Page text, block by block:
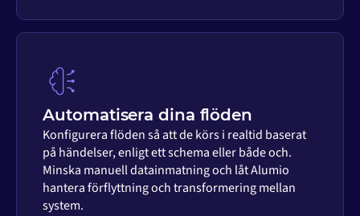
Automatisera dina flöden
Konfigurera flöden så att de körs i realtid baserat
på händelser, enligt ett schema eller både och.
Minska manuell datainmatning och låt Alumio
hantera förflyttning och transformering mellan
system.